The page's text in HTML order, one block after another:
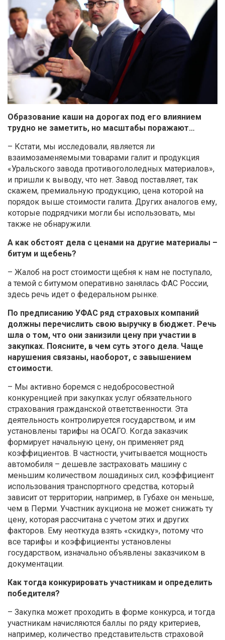
Образование каши на дорогах под его влиянием
трудно не заметить, но масштабы поражают…
– Кстати, мы исследовали, является ли
взаимозаменяемыми товарами галит и продукция
«Уральского завода противогололедных материалов»,
и пришли к выводу, что нет. Завод поставляет, так
скажем, премиальную продукцию, цена которой на
порядок выше стоимости галита. Других аналогов ему,
которые подрядчики могли бы использовать, мы
также не обнаружили.
А как обстоят дела с ценами на другие материалы –
битум и щебень?
– Жалоб на рост стоимости щебня к нам не поступало,
а темой с битумом оперативно занялась ФАС России,
здесь речь идет о федеральном рынке.
По предписанию УФАС ряд страховых компаний
должны перечислить свою выручку в бюджет. Речь
шла о том, что они занизили цену при участии в
закупках. Поясните, в чем суть этого дела. Чаще
нарушения связаны, наоборот, с завышением
стоимости.
– Мы активно боремся с недобросовестной
конкуренцией при закупках услуг обязательного
страхования гражданской ответственности. Эта
деятельность контролируется государством, и им
установлены тарифы на ОСАГО. Когда заказчик
формирует начальную цену, он применяет ряд
коэффициентов. В частности, учитывается мощность
автомобиля – дешевле застраховать машину с
меньшим количеством лошадиных сил, коэффициент
использования транспортного средства, который
зависит от территории, например, в Губахе он меньше,
чем в Перми. Участник аукциона не может снижать ту
цену, которая рассчитана с учетом этих и других
факторов. Ему неоткуда взять «скидку», потому что
все тарифы и коэффициенты установлены
государством, изначально объявлены заказчиком в
документации.
Как тогда конкурировать участникам и определить
победителя?
– Закупка может проходить в форме конкурса, и тогда
участникам начисляются баллы по ряду критериев,
например, количество представительств страховой